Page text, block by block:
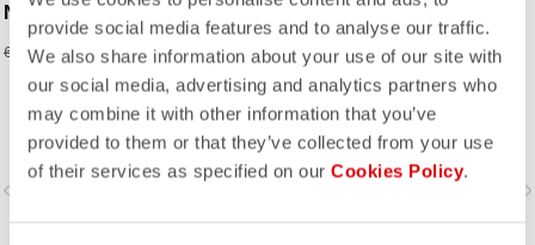
provide social media features and to analyse our traffic.
We also share information about your use of our site with
our social media, advertising and analytics partners who
may combine it with other information that you’ve
provided to them or that they’ve collected from your use
of their services as specified on our Cookies Policy.
NEO PROLOGO JERSEY
69,95 € 27,98 €
AERO KID JERSEY
69,95 € 27,98 €
Realizzato per la velocità e il
comfort.